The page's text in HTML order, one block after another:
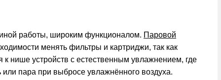
работы, широким функционалом. Паровой
менять фильтры и картриджи, так как
к нише устройств с естественным увлажнением, где
пара при выбросе увлажнённого воздуха.